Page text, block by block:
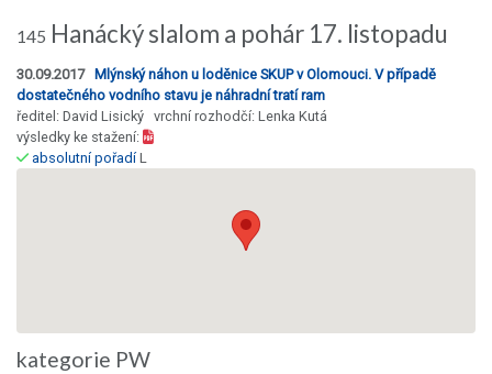
145 Hanácký slalom a pohár 17. listopadu
30.09.2017
Mlýnský náhon u loděnice SKUP v Olomouci. V případě
dostatečného vodního stavu je náhradní tratí ram
ředitel: David Lisický vrchní rozhodčí: Lenka Kutá
výsledky ke stažení:
absolutní pořadíL
kategorie PW